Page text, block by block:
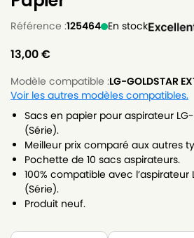
Référence :125464 En stock
13,00€
Modèle compatible :LG-GOLDSTAR
Voir les autres modèles compatibles.
Sacs en papier pour aspirateur LG-
(Série).
Meilleur prix comparé aux autres
Pochette de 10 sacs aspirateurs.
100% compatible avec l’aspirateur
(Série).
Produit neuf.